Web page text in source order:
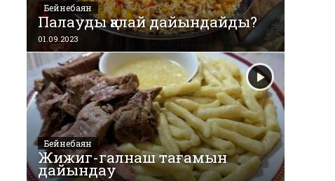
Бейнебаян
Палауды қалай дайындайды?
01.09.2023
Бейнебаян
Жижиг-галнаш тағамын
дайындау